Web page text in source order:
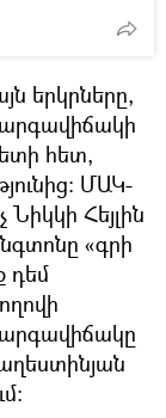
երկրները,
հետ,
ՄԱԿ-
Հեյլին
«գրի
դեմ